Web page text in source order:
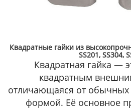
Квадратные гайки из
SS201, SS304,
Квадратная гайка —
квадратным
отличающаяся от обычных
формой. Её основное